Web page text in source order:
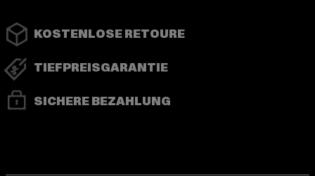
KOSTENLOSE RETOURE
TIEFPREISGARANTIE
SICHERE BEZAHLUNG